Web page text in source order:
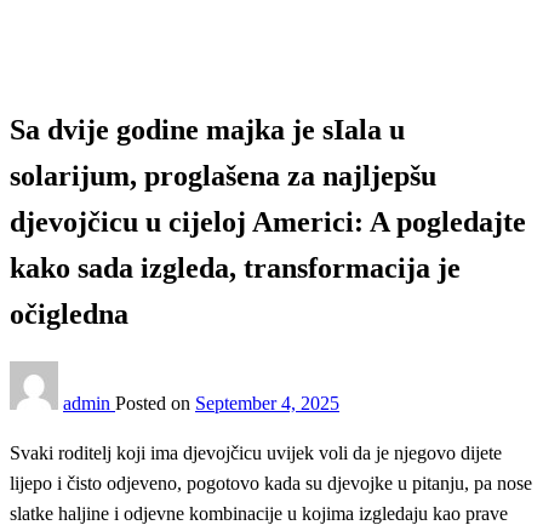
Sa dvije godine majka je sIala u
solarijum, proglašena za najljepšu
djevojčicu u cijeloj Americi: A pogledajte
kako sada izgleda, transformacija je
očigledna
admin Posted on September 4, 2025
Svaki roditelj koji ima djevojčicu uvijek voli da je njegovo dijete
lijepo i čisto odjeveno, pogotovo kada su djevojke u pitanju, pa nose
slatke haljine i odjevne kombinacije u kojima izgledaju kao prave